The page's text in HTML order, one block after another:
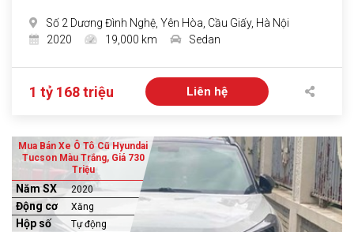
Số 2 Dương Đình Nghệ, Yên Hòa, Cầu Giấy, Hà Nội
2020
19,000 km Sedan
1 tỷ 168 triệu Liên hệ
Mua Bán Xe Ô Tô Cũ Hyundai
Tucson Màu Trắng, Giá 730
Triệu
Năm SX 2020
Động cơ Xăng
Hộp số Tự động